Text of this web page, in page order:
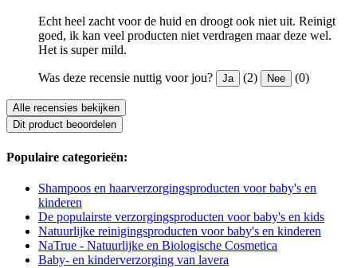
Echt heel zacht voor de huid en droogt ook niet uit. Reinigt
goed, ik kan veel producten niet verdragen maar deze wel.
Het is super mild.
Was deze recensie nuttig voor jou? Ja (2) Nee (0)
Alle recensies bekijken
Dit product beoordelen
Populaire categorieën:
Shampoos en haarverzorgingsproducten voor baby's en
kinderen
De populairste verzorgingsproducten voor baby's en kids
Natuurlijke reinigingsproducten voor baby's en kinderen
NaTrue - Natuurlijke en Biologische Cosmetica
Baby- en kinderverzorging van lavera